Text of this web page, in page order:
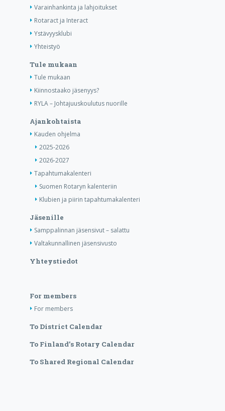
Varainhankinta ja lahjoitukset
Rotaract ja Interact
Ystävyysklubi
Yhteistyö
Tule mukaan
Tule mukaan
Kiinnostaako jäsenyys?
RYLA – Johtajuuskoulutus nuorille
Ajankohtaista
Kauden ohjelma
2025-2026
2026-2027
Tapahtumakalenteri
Suomen Rotaryn kalenteriin
Klubien ja piirin tapahtumakalenteri
Jäsenille
Samppalinnan jäsensivut – salattu
Valtakunnallinen jäsensivusto
Yhteystiedot
For members
For members
To District Calendar
To Finland’s Rotary Calendar
To Shared Regional Calendar